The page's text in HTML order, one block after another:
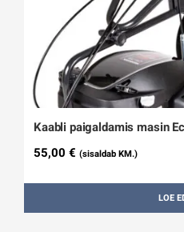
Kaabli paigaldamis masin
55,00 € (sisaldab KM.)
LOE